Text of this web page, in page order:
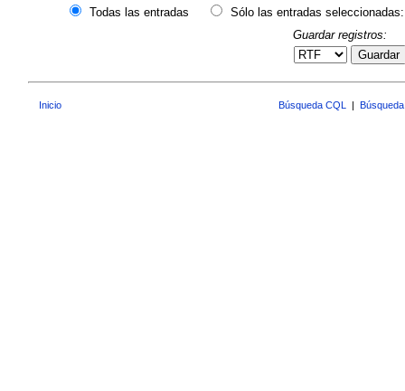
Todas las entradas
Sólo las entradas seleccionadas:
Guardar registros:
Guardar
Inicio Búsqueda CQL